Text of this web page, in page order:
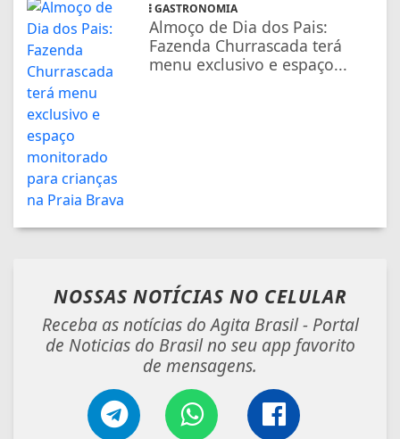
GASTRONOMIA
Almoço de Dia dos Pais:
Fazenda Churrascada terá
menu exclusivo e espaço...
NOSSAS NOTÍCIAS NO CELULAR
Receba as notícias do Agita Brasil - Portal
de Noticias do Brasil no seu app favorito
de mensagens.